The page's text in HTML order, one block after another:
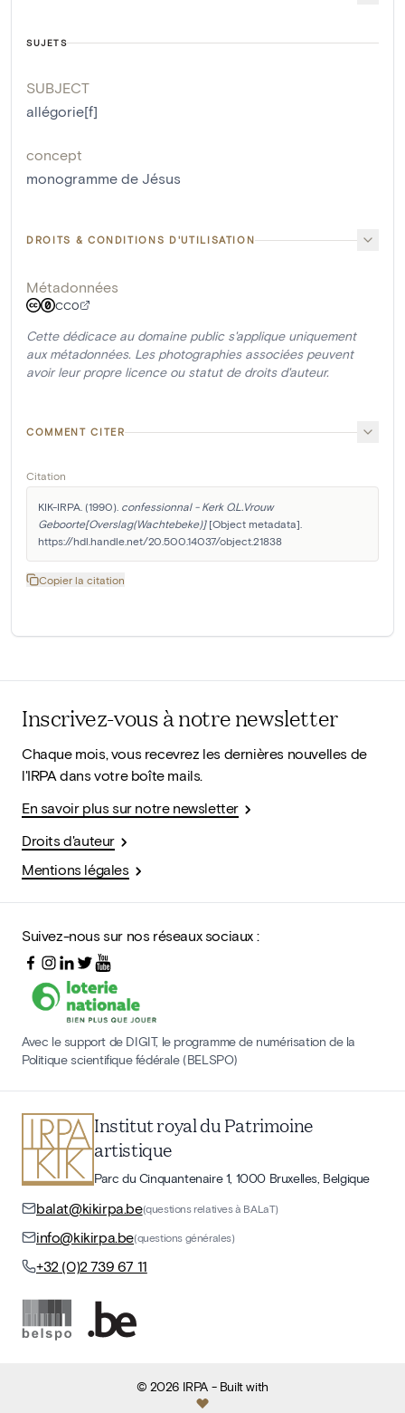
SUJETS
SUBJECT
allégorie[f]
concept
monogramme de Jésus
DROITS & CONDITIONS D'UTILISATION
Métadonnées
CC0
Cette dédicace au domaine public s'applique uniquement
aux métadonnées. Les photographies associées peuvent
avoir leur propre licence ou statut de droits d'auteur.
COMMENT CITER
Citation
KIK-IRPA. (1990). confessionnal - Kerk O.L.Vrouw
Geboorte[Overslag(Wachtebeke)] [Object metadata].
https://hdl.handle.net/20.500.14037/object.21838
Copier la citation
Inscrivez-vous à notre newsletter
Chaque mois, vous recevrez les dernières nouvelles de
l'IRPA dans votre boîte mails.
En savoir plus sur notre newsletter
Droits d'auteur
Mentions légales
Suivez-nous sur nos réseaux sociaux :
Avec le support de DIGIT, le programme de numérisation de la
Politique scientifique fédérale (BELSPO)
Institut royal du Patrimoine
artistique
Parc du Cinquantenaire 1, 1000 Bruxelles, Belgique
balat@kikirpa.be(questions relatives à BALaT)
info@kikirpa.be(questions générales)
+32 (0)2 739 67 11
©2026 IRPA- Built with